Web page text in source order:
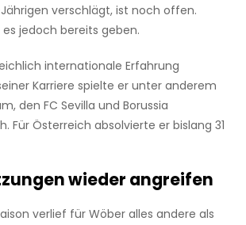
verschlägt, ist noch offen.
jedoch bereits geben.
internationale Erfahrung
Karriere spielte er unter anderem
den FC Sevilla und Borussia
Für Österreich absolvierte er bislang 31
wieder angreifen
verlief für Wöber alles andere als